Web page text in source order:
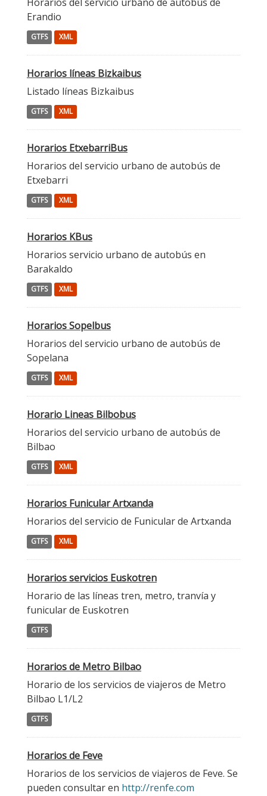
Erandio
GTFS XML
Horarios líneas Bizkaibus
Listado líneas Bizkaibus
GTFS XML
Horarios EtxebarriBus
Horarios del servicio urbano de autobús de
Etxebarri
GTFS XML
Horarios KBus
Horarios servicio urbano de autobús en
Barakaldo
GTFS XML
Horarios Sopelbus
Horarios del servicio urbano de autobús de
Sopelana
GTFS XML
Horario Lineas Bilbobus
Horarios del servicio urbano de autobús de
Bilbao
GTFS XML
Horarios Funicular Artxanda
Horarios del servicio de Funicular de Artxanda
GTFS XML
Horarios servicios Euskotren
Horario de las líneas tren, metro, tranvía y
funicular de Euskotren
GTFS
Horarios de Metro Bilbao
Horario de los servicios de viajeros de Metro
Bilbao L1/L2
GTFS
Horarios de Feve
Horarios de los servicios de viajeros de Feve. Se
pueden consultar en http://renfe.com